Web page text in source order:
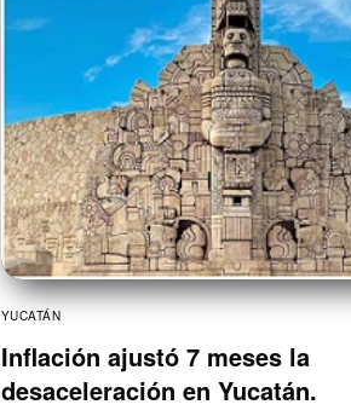
YUCATÁN
Inflación ajustó 7 meses la
desaceleración en Yucatán.